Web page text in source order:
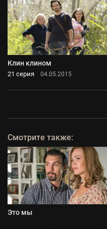
Клин клином
21 серия 04.05.2015
Смотрите также:
Это мы